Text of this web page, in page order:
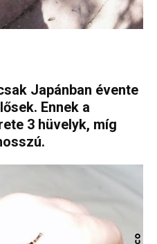
Japánban évente
Ennek a
3 hüvelyk, míg